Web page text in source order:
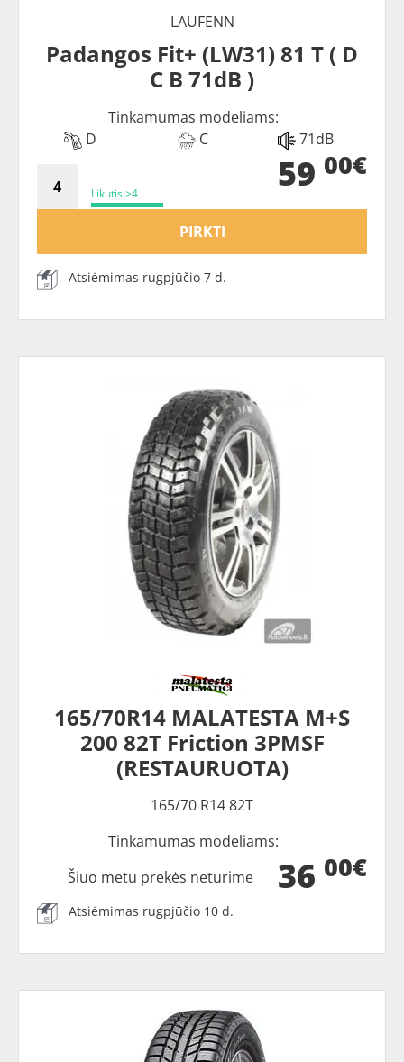
LAUFENN
Padangos Fit+ (LW31) 81 T ( D
C B 71dB )
Tinkamumas modeliams:
D
C 71dB
Likutis >4 59 00€
PIRKTI
Atsiėmimas rugpjūčio 7 d.
165/70R14 MALATESTA M+S
200 82T Friction 3PMSF
(RESTAURUOTA)
165/70 R14 82T
Tinkamumas modeliams:
36 00€
Šiuo metu prekės neturime
Atsiėmimas rugpjūčio 10 d.